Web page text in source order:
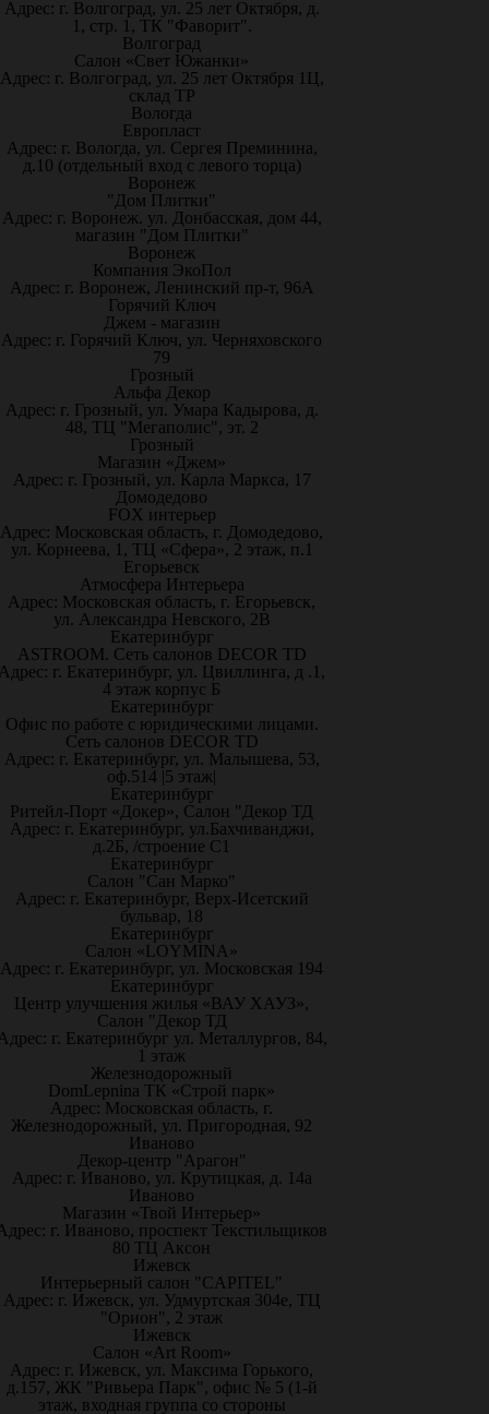
Адрес: г. Волгоград, ул. 25 лет Октября, д.
1, стр. 1, ТК "Фаворит".
Волгоград
Салон «Свет Южанки»
Адрес: г. Волгоград, ул. 25 лет Октября 1Ц,
склад ТР
Вологда
Европласт
Адрес: г. Вологда, ул. Сергея Преминина,
д.10 (отдельный вход с левого торца)
Воронеж
"Дом Плитки"
Адрес: г. Воронеж. ул. Донбасская, дом 44,
магазин "Дом Плитки"
Воронеж
Компания ЭкоПол
Адрес: г. Воронеж, Ленинский пр-т, 96А
Горячий Ключ
Джем - магазин
Адрес: г. Горячий Ключ, ул. Черняховского
79
Грозный
Альфа Декор
Адрес: г. Грозный, ул. Умара Кадырова, д.
48, ТЦ "Мегаполис", эт. 2
Грозный
Магазин «Джем»
Адрес: г. Грозный, ул. Карла Маркса, 17
Домодедово
FOX интерьер
Адрес: Московская область, г. Домодедово,
ул. Корнеева, 1, ТЦ «Сфера», 2 этаж, п.1
Егорьевск
Атмосфера Интерьера
Адрес: Московская область, г. Егорьевск,
ул. Александра Невского, 2В
Екатеринбург
ASTROOM. Сеть салонов DECOR TD
г. Екатеринбург, ул. Цвиллинга, д .1,
4 этаж корпус Б
Екатеринбург
Офис по работе с юридическими лицами.
Сеть салонов DECOR TD
Адрес: г. Екатеринбург, ул. Малышева, 53,
оф.514 |5 этаж|
Екатеринбург
Ритейл-Порт «Докер», Салон "Декор ТД
Адрес: г. Екатеринбург, ул.Бахчиванджи,
д.2Б, /строение С1
Екатеринбург
Салон "Сан Марко"
Адрес: г. Екатеринбург, Верх-Исетский
бульвар, 18
Екатеринбург
Салон «LOYMINA»
Адрес: г. Екатеринбург, ул. Московская 194
Екатеринбург
Центр улучшения жилья «ВАУ ХАУЗ»,
Салон "Декор ТД
г. Екатеринбург ул. Металлургов, 84,
1 этаж
Железнодорожный
DomLepnina ТК «Строй парк»
Адрес: Московская область, г.
Железнодорожный, ул. Пригородная, 92
Иваново
Декор-центр "Арагон"
Адрес: г. Иваново, ул. Крутицкая, д. 14а
Иваново
Магазин «Твой Интерьер»
г. Иваново, проспект Текстильщиков
80 ТЦ Аксон
Ижевск
Интерьерный салон "CAPITEL"
Адрес: г. Ижевск, ул. Удмуртская 304е, ТЦ
"Орион", 2 этаж
Ижевск
Салон «Art Room»
Адрес: г. Ижевск, ул. Максима Горького,
д.157, ЖК "Ривьера Парк", офис № 5 (1-й
этаж, входная группа со стороны